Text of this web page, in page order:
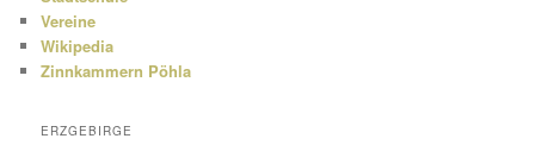
Vereine
Wikipedia
Zinnkammern Pöhla
ERZGEBIRGE